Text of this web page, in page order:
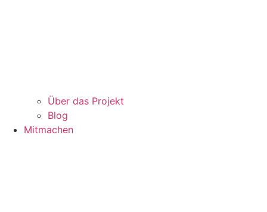
Über das Projekt
Blog
Mitmachen